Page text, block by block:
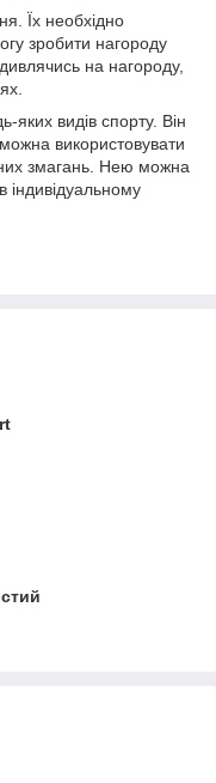
Їх необхідно
зробити нагороду
на нагороду,
яких видів спорту. Він
використовувати
змагань. Нею можна